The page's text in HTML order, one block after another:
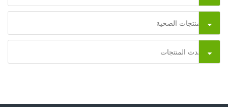
المنتجات الصحية
أحدث المنتجات